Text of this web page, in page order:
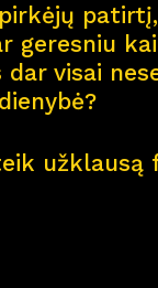
geresniu
visai
užklausą